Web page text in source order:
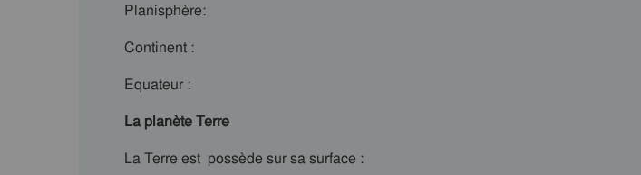
Planisphère:
Continent :
Equateur :
La planète Terre
La Terre est possède sur sa surface :